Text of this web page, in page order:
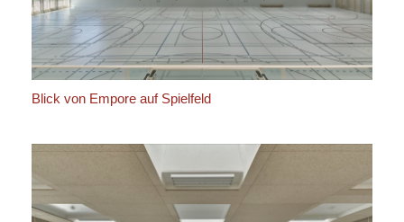
Blick von Empore auf Spielfeld